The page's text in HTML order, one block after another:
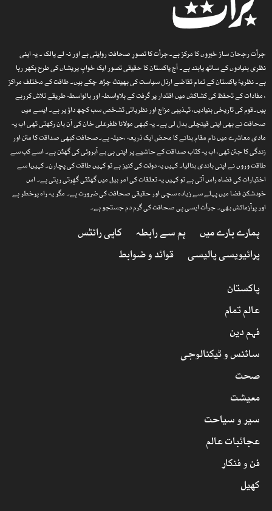
جرأت رجحان ساز خبروں کا مرکز ہے۔جرأت کا تصورِ صحافت روایتی ہے اور نہ لے پالک ۔ یہ اپنی
نظری بنیادوں کے ساتھ پابند ہے۔ آج پاکستان کا حقیقی تصور ایک خوابِ پریشاں کی طرح بکھر رہا
ہے۔ نظریۂ پاکستان کے تمام تقاضے ارذل سیاست کی بھینٹ چڑھ چکے ہیں۔ طاقت کے مختلف مراکز
، مفادات کے تحفظ کی کشاکش میں اقتدار پر گرفت کے بلاواسطہ اور بالواسطہ طریقے تلاش کررہے
ہیں۔قوم کی تاریخی بنیادیں، تہذیبی مزاج اور نظریاتی تشخص سب کچھ داؤ پر ہے۔ ایسے میں
صحافت نے بھی اپنی قینچلی بدل لی ہے۔ یہ کبھی مولانا ظفرعلی خان کی آن بان رکھتی تھی اب یہ
مادی معاشرے میں نام مقام بنانے کا محض ایک ذریعہ ،حیلہ ہے۔صحافت کبھی صداقت کا متن اور
زندگی کا جتن تھی، اب یہ کتاب صداقت کے حاشیے پر اپنی ہی بے آبروئی کی گھٹن ہے۔ اسے کب سے
طاقت وروں نے اپنی باندی بنالیا۔ کہیں یہ دولت کی کنیز ہے تو کہیں طاقت کی پچارن۔ کہیںا سے
اختیارات کی فضاء راس آتی ہے تو کہیں یہ تعلقات کی امر بیل میں گھٹتی گھِرتی رہتی ہے۔ اس
خودشکن فضا میں پہلے سے زیادہ سچی اور حقیقی صحافت کی ضرورت ہے۔ مگر یہ راہ پرخطر ہے
اور پرآزمائش بھی۔ جرأت ایسی ہی صحافت کی گرم دم جستجو ہے۔
ہمارے بارے میں ہم سے رابطہ
کاپی رائٹس
پرائیویسی پالیسی
قوائد و ضوابط
پاکستان
عالم تمام
فہم دین
سائنس و ٹیکنالوجی
صحت
معیشت
سیر و سیاحت
عجائبات عالم
فن و فنکار
کھیل